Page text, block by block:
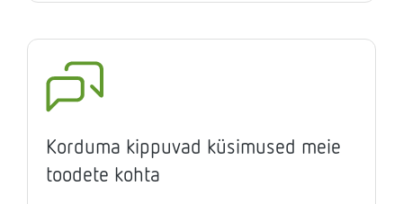
Korduma kippuvad küsimused meie
toodete kohta